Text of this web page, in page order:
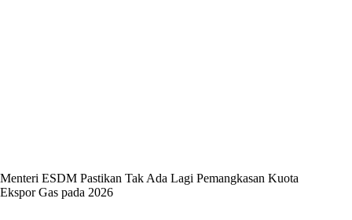
Menteri ESDM Pastikan Tak Ada Lagi Pemangkasan Kuota
Ekspor Gas pada 2026